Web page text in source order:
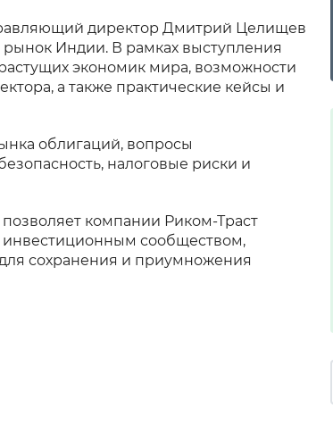
директор Дмитрий Целищев
Индии. В рамках выступления
экономик мира, возможности
а также практические кейсы и
облигаций, вопросы
налоговые риски и
компании Риком-Траст
сообществом,
сохранения и приумножения